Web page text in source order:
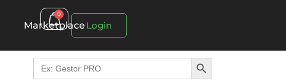
Marketplace
0
Login
Search
for:
Search Button